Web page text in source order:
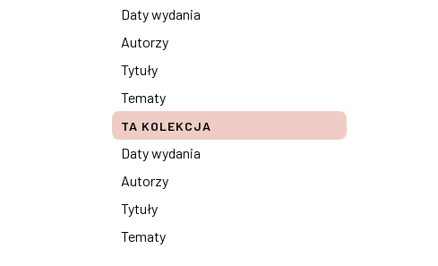
Daty wydania
Autorzy
Tytuły
Tematy
TA KOLEKCJA
Daty wydania
Autorzy
Tytuły
Tematy